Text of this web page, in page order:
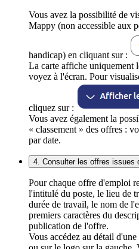
Vous avez la possibilité de
Mappy (non accessible aux
handicap) en cliquant sur :
La carte affiche uniquement
voyez à l'écran. Pour
cliquez sur :
Vous avez également la
« classement » des offres :
par date.
4. Consulter les offres issues
Pour chaque offre d'emploi
l'intitulé du poste, le lieu de
durée de travail, le nom de
premiers caractères du
publication de l'offre.
Vous accédez au détail